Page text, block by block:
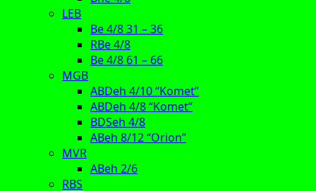
LEB
Be 4/8 31 – 36
RBe 4/8
Be 4/8 61 – 66
MGB
ABDeh 4/10 “Komet”
ABDeh 4/8 “Komet”
BDSeh 4/8
ABeh 8/12 “Orion”
MVR
ABeh 2/6
RBS